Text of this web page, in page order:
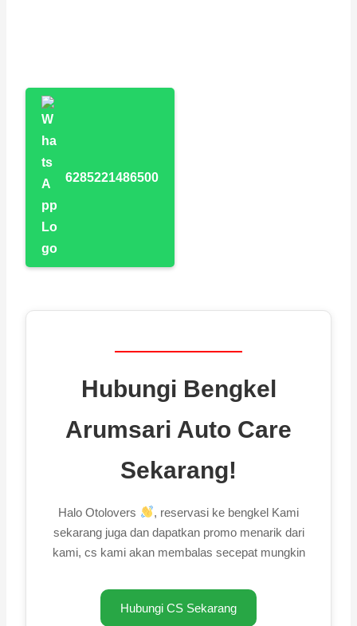
6285221486500
Hubungi Bengkel
Arumsari Auto Care
Sekarang!
Halo Otolovers
, reservasi ke bengkel Kami
sekarang juga dan dapatkan promo menarik dari
kami, cs kami akan membalas secepat mungkin
Hubungi CS Sekarang